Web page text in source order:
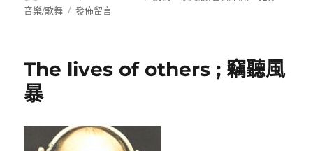
者
佈
音樂/歌舞
在
樂
發佈留言
The lives of others ; 竊聽風
暴